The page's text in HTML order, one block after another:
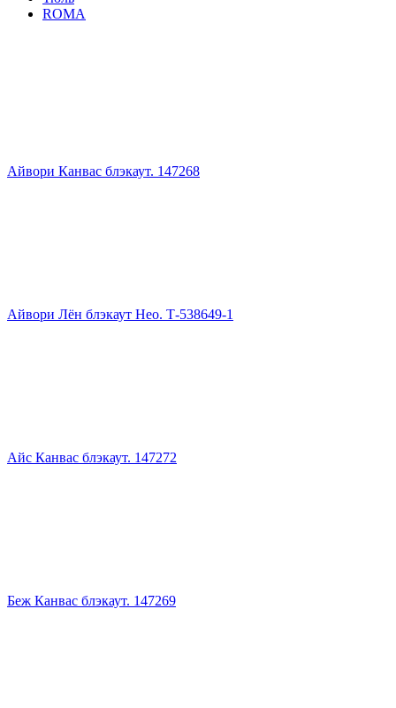
ROMA
Айвори Канвас блэкаут. 147268
Айвори Лён блэкаут Нео. Т-538649-1
Айс Канвас блэкаут. 147272
Беж Канвас блэкаут. 147269